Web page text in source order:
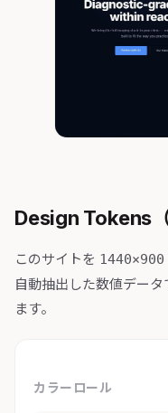
Design Tokens
このサイトを 1440×900
自動抽出した数値デー
ます。
カラーロール